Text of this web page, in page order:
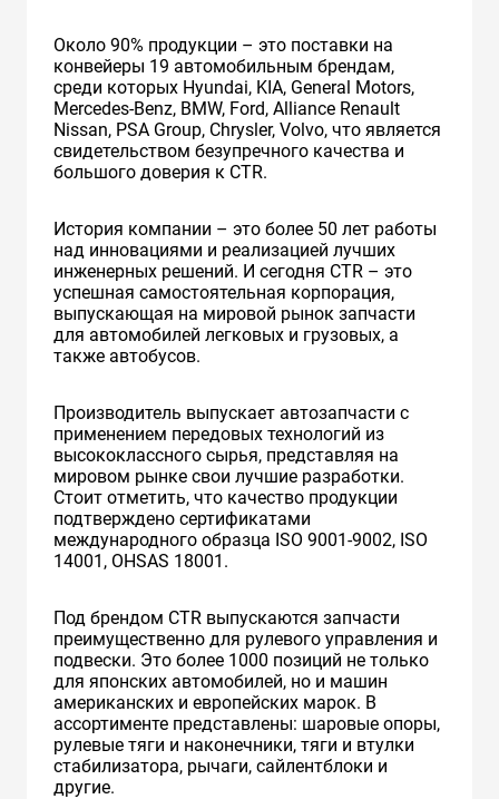
Около 90% продукции – это поставки на
конвейеры 19 автомобильным брендам,
среди которых Hyundai, KIA, General Motors,
Mercedes-Benz, BMW, Ford, Alliance Renault
Nissan, PSA Group, Chrysler, Volvo, что является
свидетельством безупречного качества и
большого доверия к CTR.
История компании – это более 50 лет работы
над инновациями и реализацией лучших
инженерных решений. И сегодня CTR – это
успешная самостоятельная корпорация,
выпускающая на мировой рынок запчасти
для автомобилей легковых и грузовых, а
также автобусов.
Производитель выпускает автозапчасти с
применением передовых технологий из
высококлассного сырья, представляя на
мировом рынке свои лучшие разработки.
Стоит отметить, что качество продукции
подтверждено сертификатами
международного образца ISO 9001-9002, ISO
14001, OHSAS 18001.
Под брендом CTR выпускаются запчасти
преимущественно для рулевого управления и
подвески. Это более 1000 позиций не только
для японских автомобилей, но и машин
американских и европейских марок. В
ассортименте представлены: шаровые опоры,
рулевые тяги и наконечники, тяги и втулки
стабилизатора, рычаги, сайлентблоки и
другие.